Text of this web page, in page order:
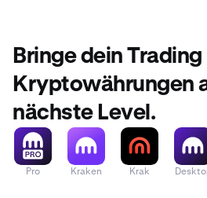
Bringe dein
Kryptowährungen
nächste Level.
Pro Kraken Krak